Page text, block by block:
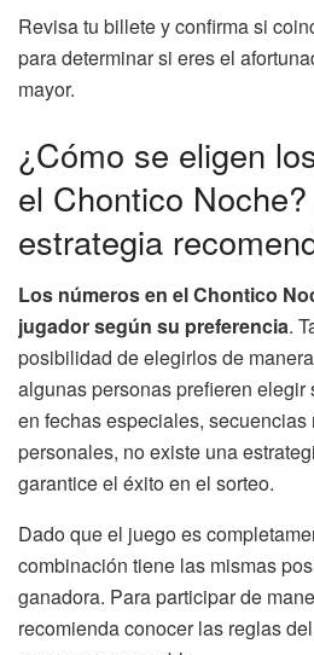
Revisa tu billete y confirma si
para determinar si eres el
mayor.
¿Cómo se eligen
el Chontico
estrategia
Los números en el Chontico
jugador según su preferencia.
posibilidad de elegirlos de
algunas personas prefieren
en fechas especiales,
personales, no existe una
garantice el éxito en el sorteo.
Dado que el juego es
combinación tiene las mismas
ganadora. Para participar de
recomienda conocer las reglas